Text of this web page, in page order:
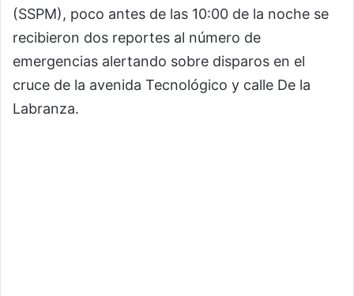
(SSPM), poco antes de las 10:00 de la noche se
recibieron dos reportes al número de
emergencias alertando sobre disparos en el
cruce de la avenida Tecnológico y calle De la
Labranza.